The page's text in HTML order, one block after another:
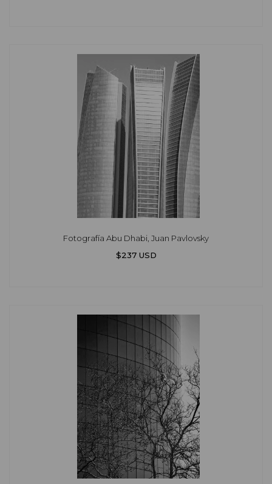
Fotografía Abu Dhabi, Juan Pavlovsky
$237 USD